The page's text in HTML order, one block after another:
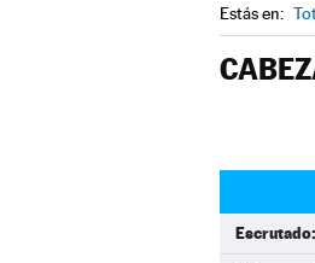
Estás en:
Escrutado: